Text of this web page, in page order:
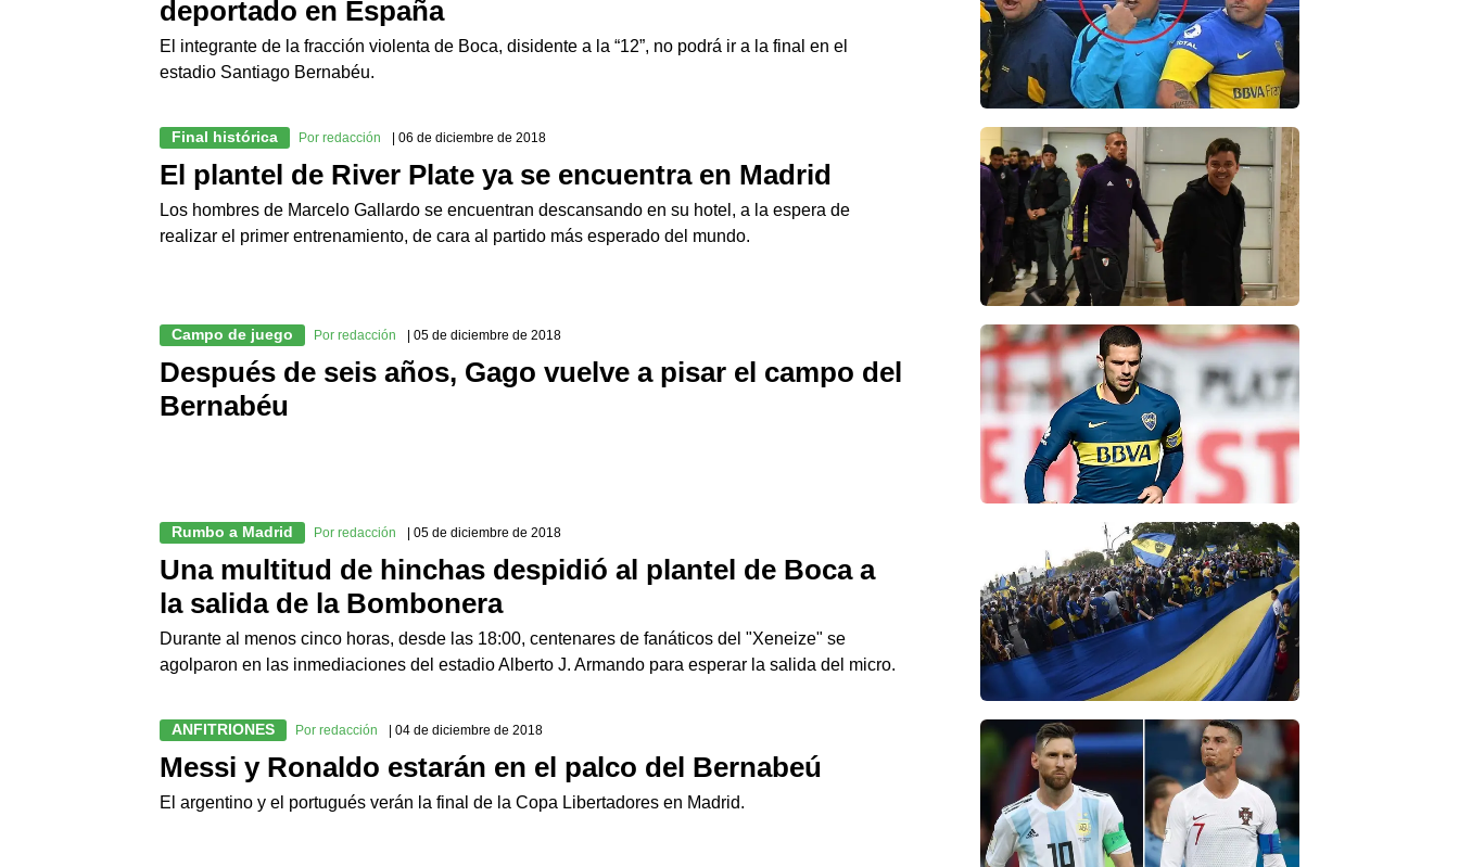
deportado en España
El integrante de la fracción violenta de Boca, disidente a la “12”, no podrá ir a la final en el
estadio Santiago Bernabéu.
Final histórica Por redacción | 06 de diciembre de 2018
El plantel de River Plate ya se encuentra en Madrid
Los hombres de Marcelo Gallardo se encuentran descansando en su hotel, a la espera de
realizar el primer entrenamiento, de cara al partido más esperado del mundo.
Campo de juego Por redacción | 05 de diciembre de 2018
Después de seis años, Gago vuelve a pisar el campo del
Bernabéu
Rumbo a Madrid Por redacción | 05 de diciembre de 2018
Una multitud de hinchas despidió al plantel de Boca a
la salida de la Bombonera
Durante al menos cinco horas, desde las 18:00, centenares de fanáticos del "Xeneize" se
agolparon en las inmediaciones del estadio Alberto J. Armando para esperar la salida del micro.
ANFITRIONES Por redacción | 04 de diciembre de 2018
Messi y Ronaldo estarán en el palco del Bernabeú
El argentino y el portugués verán la final de la Copa Libertadores en Madrid.